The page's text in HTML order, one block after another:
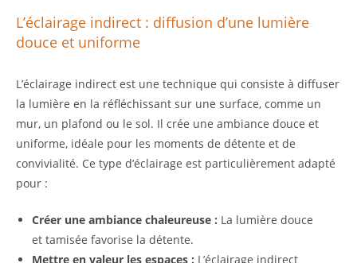
L’éclairage indirect : diffusion d’une lumière
douce et uniforme
L’éclairage indirect est une technique qui consiste à diffuser
la lumière en la réfléchissant sur une surface, comme un
mur, un plafond ou le sol. Il crée une ambiance douce et
uniforme, idéale pour les moments de détente et de
convivialité. Ce type d’éclairage est particulièrement adapté
pour :
Créer une ambiance chaleureuse : La lumière douce
et tamisée favorise la détente.
Mettre en valeur les espaces : L’éclairage indirect